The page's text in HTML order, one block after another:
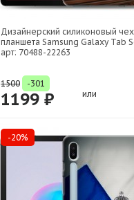
Дизайнерский силиконовый
планшета Samsung Galaxy Tab
арт: 70488-22263
1500 -301
1199 ₽ или
-20%